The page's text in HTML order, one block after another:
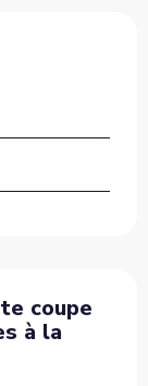
coupe
à la